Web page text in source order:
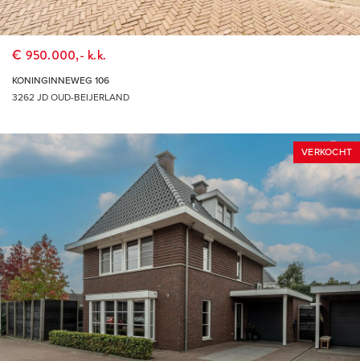
€ 950.000,- k.k.
KONINGINNEWEG 106
3262 JD OUD-BEIJERLAND
VERKOCHT